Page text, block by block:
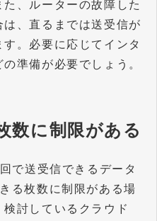
、ルーターの故障した
、直るまでは送受信が
。必要に応じてインタ
準備が必要でしょう。
数に制限がある
で送受信できるデータ
る枚数に制限がある場
討しているクラウド